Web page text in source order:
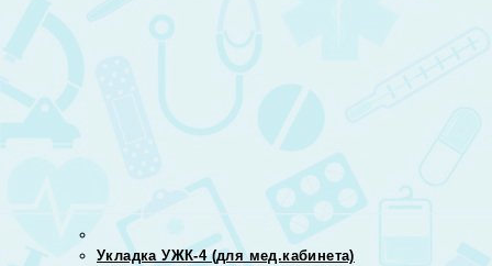
Укладка УЖК-4 (для мед.кабинета)